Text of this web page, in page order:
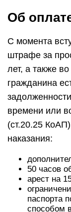
Об
С момента
штрафе за
лет, а также
гражданина
времени или
(ст.20.25
наказания:
50 часов
арест на
паспорта
способом